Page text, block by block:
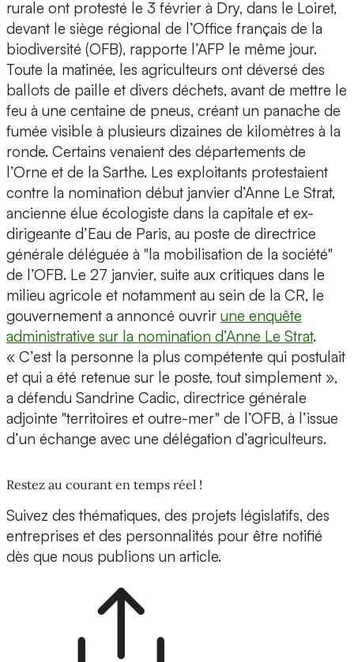
rurale ont protesté le 3 février à Dry, dans le Loiret,
devant le siège régional de l’Office français de la
biodiversité (OFB), rapporte l’AFP le même jour.
Toute la matinée, les agriculteurs ont déversé des
ballots de paille et divers déchets, avant de mettre le
feu à une centaine de pneus, créant un panache de
fumée visible à plusieurs dizaines de kilomètres à la
ronde. Certains venaient des départements de
l’Orne et de la Sarthe. Les exploitants protestaient
contre la nomination début janvier d’Anne Le Strat,
ancienne élue écologiste dans la capitale et ex-
dirigeante d’Eau de Paris, au poste de directrice
générale déléguée à "la mobilisation de la société"
de l’OFB. Le 27 janvier, suite aux critiques dans le
milieu agricole et notamment au sein de la CR, le
gouvernement a annoncé ouvrir une enquête
administrative sur la nomination d’Anne Le Strat.
« C’est la personne la plus compétente qui postulait
et qui a été retenue sur le poste, tout simplement »,
a défendu Sandrine Cadic, directrice générale
adjointe "territoires et outre-mer" de l’OFB, à l’issue
d’un échange avec une délégation d’agriculteurs.
Restez au courant en temps réel !
Suivez des thématiques, des projets législatifs, des
entreprises et des personnalités pour être notifié
dès que nous publions un article.